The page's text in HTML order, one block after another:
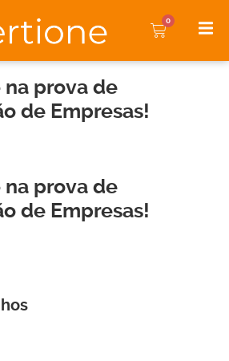
0
na prova de
de Empresas!
na prova de
de Empresas!